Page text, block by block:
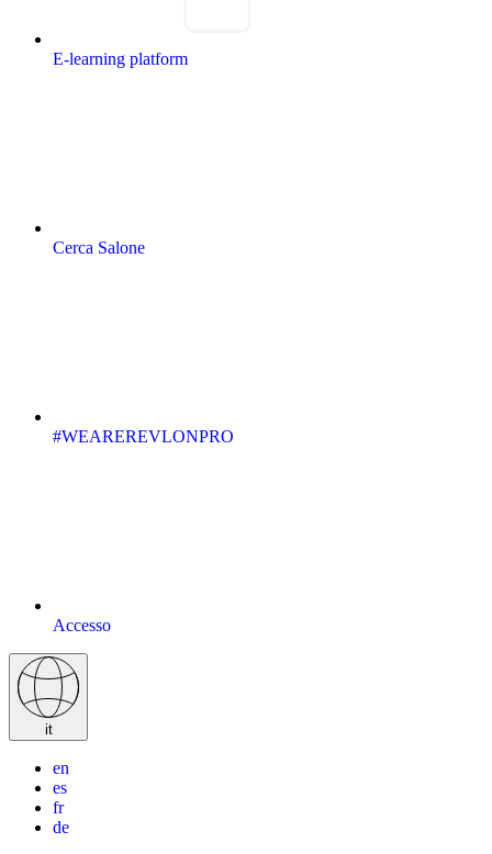
E-learning platform
Cerca Salone
#WEAREREVLONPRO
Accesso
it
en
es
fr
de